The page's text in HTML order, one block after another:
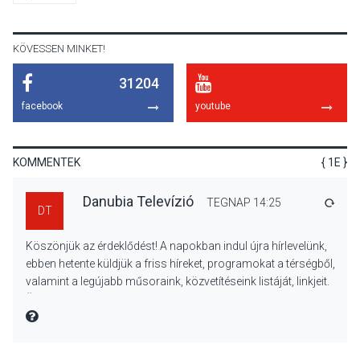
Mordái folk-rock koncert
lesz a pilismaróti Duna-
KÖVESSEN MINKET!
31204
facebook youtube
KOMMENTEK { 1E }
DT
Danubia Televízió TEGNAP 14:25
Köszönjük az érdeklődést! A napokban indul újra hírlevelünk,
ebben hetente küldjük a friss híreket, programokat a térségből,
valamint a legújabb műsoraink, közvetítéseink listáját, linkjeit.
MIRE MONDTA